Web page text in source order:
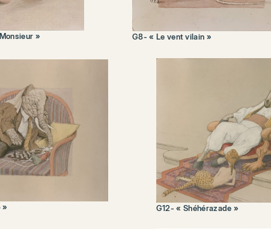
» G8- « Le vent vilain »
» G12- « Shéhérazade »